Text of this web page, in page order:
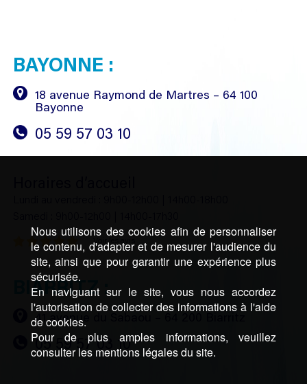
BAYONNE :
18 avenue Raymond de Martres – 64 100
Bayonne
05 59 57 03 10
Voir les avis
BIARRITZ :
41 avenue du Sabaou – 64 200 Biarritz
05 59 57 03 10
Nous utilisons des cookies afin de personnaliser
le contenu, d'adapter et de mesurer l'audience du
site, ainsi que pour garantir une expérience plus
sécurisée.
En naviguant sur le site, vous nous accordez
l'autorisation de collecter des informations à l'aide
de cookies.
Pour de plus amples informations, veuillez
consulter les mentions légales du site.